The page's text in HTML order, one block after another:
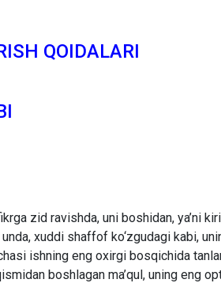
QOIDALARI
zid ravishda, uni boshidan, ya’ni
xuddi shaffof ko‘zgudagi kabi,
ishning eng oxirgi bosqichida
boshlagan ma’qul, uning eng